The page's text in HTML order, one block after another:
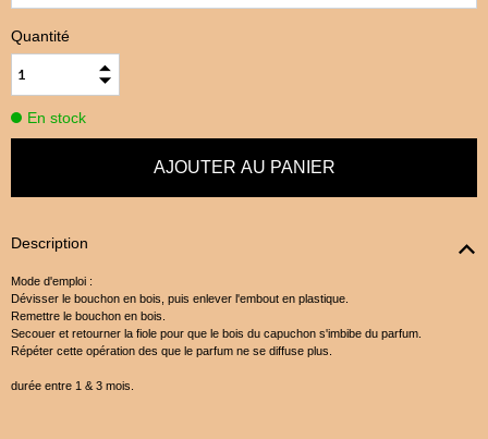
Quantité
En stock
Description
Mode d'emploi :
Dévisser le bouchon en bois, puis enlever l'embout en plastique.
Remettre le bouchon en bois.
Secouer et retourner la fiole pour que le bois du capuchon s'imbibe du parfum.
Répéter cette opération des que le parfum ne se diffuse plus.
durée entre 1 & 3 mois.